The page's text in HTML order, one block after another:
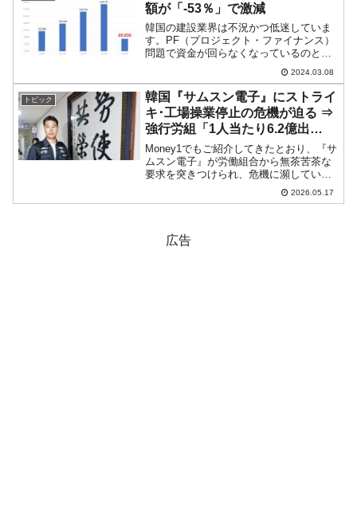
額が「-53％」で激減
韓国の建設業界は不況かつ低迷していま
す。PF（プロジェクト・ファイナンス）
問題で資金が回らなくなっているのと、
需要が低迷して新規の建設案件が減少し
ているためです。高金利のため資金が調
達しにくくなっているのも原因の一つで
す。不況かつ低迷の証拠...
2024.03.08
トピック
韓国『サムスン電子』にストライ
キ･工場操業停止の危機が迫る ⇒
強行労組「1人当たり6.2億出
せ！」
Money1でもご紹介してきたとおり、『サ
ムスン電子』が労働組合から無茶苦茶な
要求を突きつけられ、危機に瀕していま
す。成果給（ボーナス）の支給を巡る労
使の対立です。『サムスン電子』の労働
2026.05.17
広告